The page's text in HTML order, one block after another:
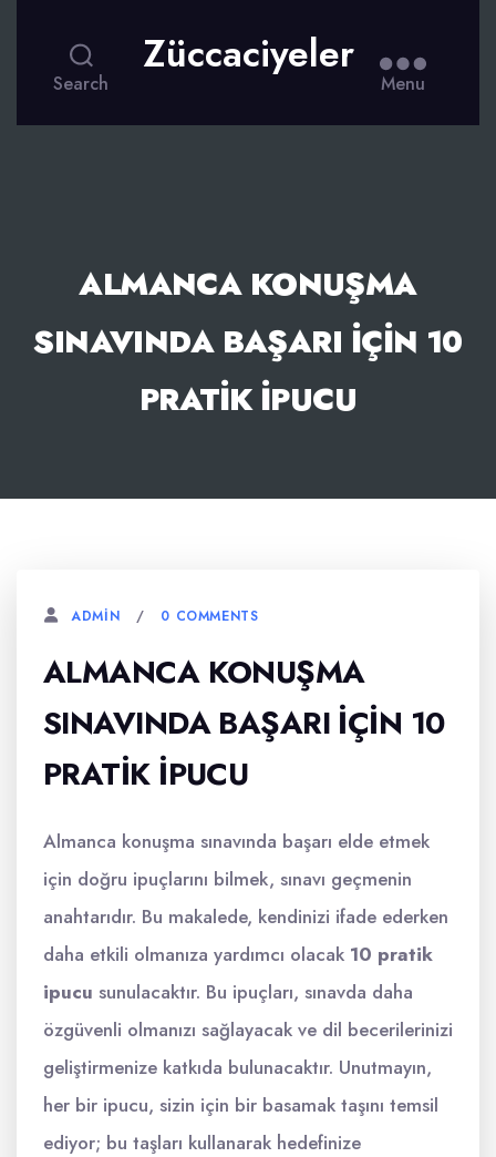
Search
Züccaciyeler
Menu
ALMANCA KONUŞMA
SINAVINDA BAŞARI İÇIN 10
PRATIK İPUCU
ADMIN 0 COMMENTS
ALMANCA KONUŞMA
SINAVINDA BAŞARI İÇIN 10
PRATIK İPUCU
Almanca konuşma sınavında başarı elde etmek
için doğru ipuçlarını bilmek, sınavı geçmenin
anahtarıdır. Bu makalede, kendinizi ifade ederken
daha etkili olmanıza yardımcı olacak 10 pratik
ipucu sunulacaktır. Bu ipuçları, sınavda daha
özgüvenli olmanızı sağlayacak ve dil becerilerinizi
geliştirmenize katkıda bulunacaktır. Unutmayın,
her bir ipucu, sizin için bir basamak taşını temsil
ediyor; bu taşları kullanarak hedefinize